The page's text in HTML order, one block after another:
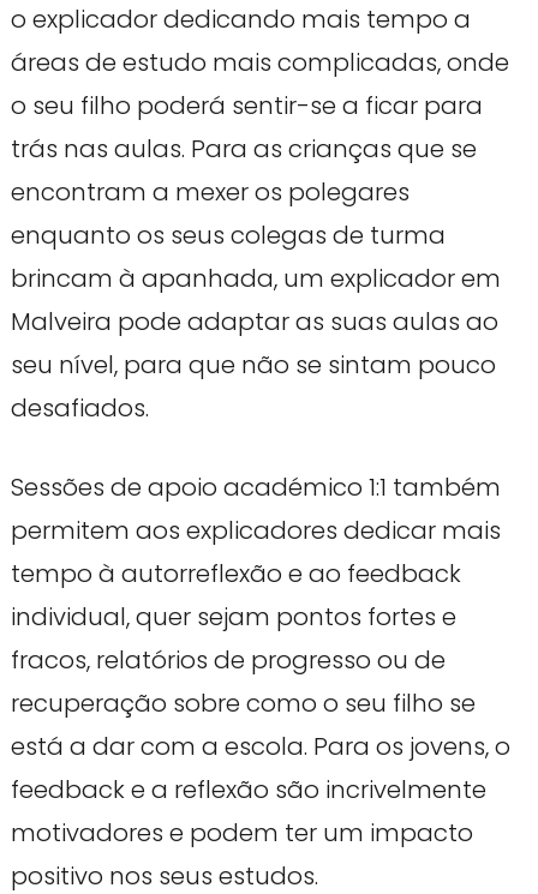
o explicador dedicando mais tempo a
áreas de estudo mais complicadas, onde
o seu filho poderá sentir-se a ficar para
trás nas aulas. Para as crianças que se
encontram a mexer os polegares
enquanto os seus colegas de turma
brincam à apanhada, um explicador em
Malveira pode adaptar as suas aulas ao
seu nível, para que não se sintam pouco
desafiados.
Sessões de apoio académico 1:1 também
permitem aos explicadores dedicar mais
tempo à autorreflexão e ao feedback
individual, quer sejam pontos fortes e
fracos, relatórios de progresso ou de
recuperação sobre como o seu filho se
está a dar com a escola. Para os jovens, o
feedback e a reflexão são incrivelmente
motivadores e podem ter um impacto
positivo nos seus estudos.